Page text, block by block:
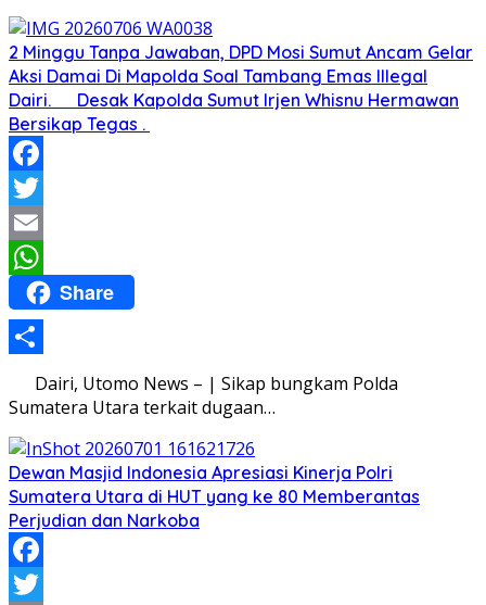
2 Minggu Tanpa Jawaban, DPD Mosi Sumut Ancam Gelar
Aksi Damai Di Mapolda Soal Tambang Emas Illegal
Dairi. Desak Kapolda Sumut Irjen Whisnu Hermawan
Bersikap Tegas .
Facebook
Twitter
Email
WhatsApp
Share
Share
Dairi, Utomo News – | Sikap bungkam Polda
Sumatera Utara terkait dugaan…
Dewan Masjid Indonesia Apresiasi Kinerja Polri
Sumatera Utara di HUT yang ke 80 Memberantas
Perjudian dan Narkoba
Facebook